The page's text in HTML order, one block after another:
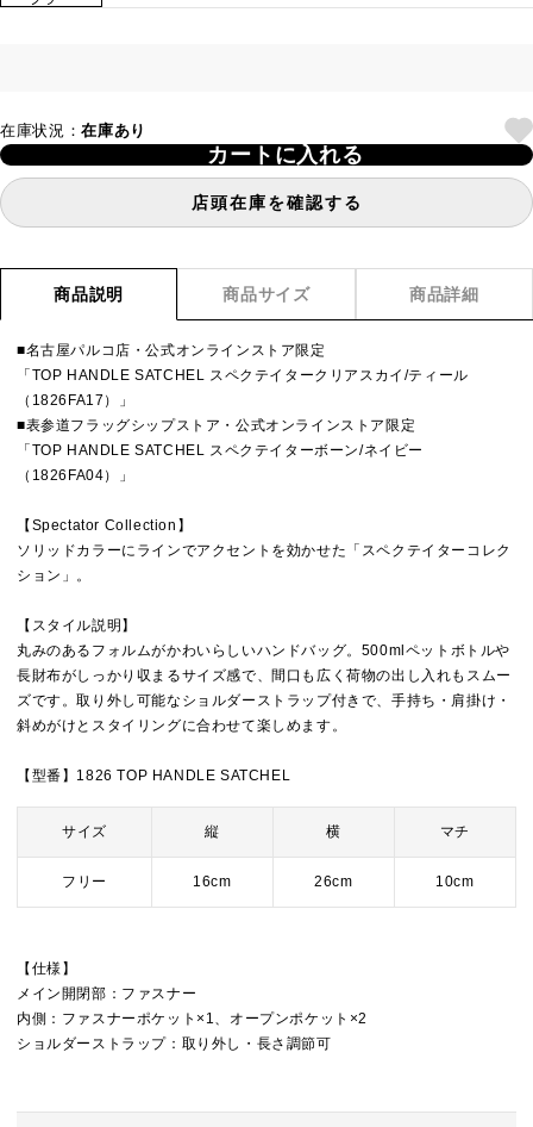
在庫状況：在庫あり
カートに入れる
店頭在庫を確認する
商品説明 商品サイズ 商品詳細
■名古屋パルコ店・公式オンラインストア限定
「TOP HANDLE SATCHEL スペクテイタークリアスカイ/ティール
（1826FA17）」
■表参道フラッグシップストア・公式オンラインストア限定
「TOP HANDLE SATCHEL スペクテイターボーン/ネイビー
（1826FA04）」
【Spectator Collection】
ソリッドカラーにラインでアクセントを効かせた「スペクテイターコレク
ション」。
【スタイル説明】
丸みのあるフォルムがかわいらしいハンドバッグ。500mlペットボトルや
長財布がしっかり収まるサイズ感で、間口も広く荷物の出し入れもスムー
ズです。取り外し可能なショルダーストラップ付きで、手持ち・肩掛け・
斜めがけとスタイリングに合わせて楽しめます。
【型番】1826 TOP HANDLE SATCHEL
サイズ 縦 横 マチ
フリー 16cm 26cm 10cm
【仕様】
メイン開閉部：ファスナー
内側：ファスナーポケット×1、オープンポケット×2
ショルダーストラップ：取り外し・長さ調節可